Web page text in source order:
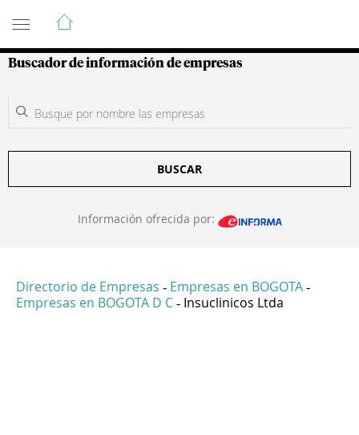
Guía de Empresas Colombianas
Buscador de información de empresas
BUSCAR
Información ofrecida por:
Directorio de Empresas - Empresas en BOGOTA -
Empresas en BOGOTA D C - Insuclinicos Ltda